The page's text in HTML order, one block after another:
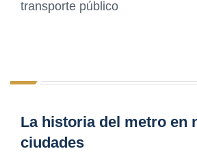
transporte público
La historia del metro en
ciudades